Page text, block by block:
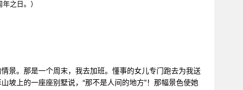
之日。）
。那是一个周末，我去加班。懂事的女儿专门跑去为我送
坡上的一座座别墅说，“那不是人间的地方”！那幅景色使她